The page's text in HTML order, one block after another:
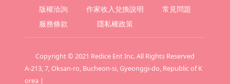
版權洽詢
作家收入兌換說明
常見問題
服務條款
隱私權政策
Copyright © 2021 Redice Ent Inc. All Rights Reserved
A-213, 7, Oksan-ro, Bucheon-si, Gyeonggi-do, Republic of K
orea |